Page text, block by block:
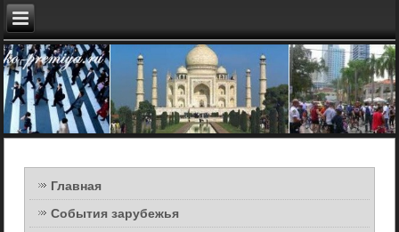
Главная
События зарубежья